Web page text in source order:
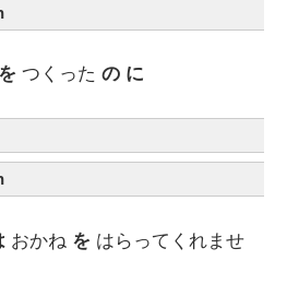
を つくったの に
おかね を はらってくれませ